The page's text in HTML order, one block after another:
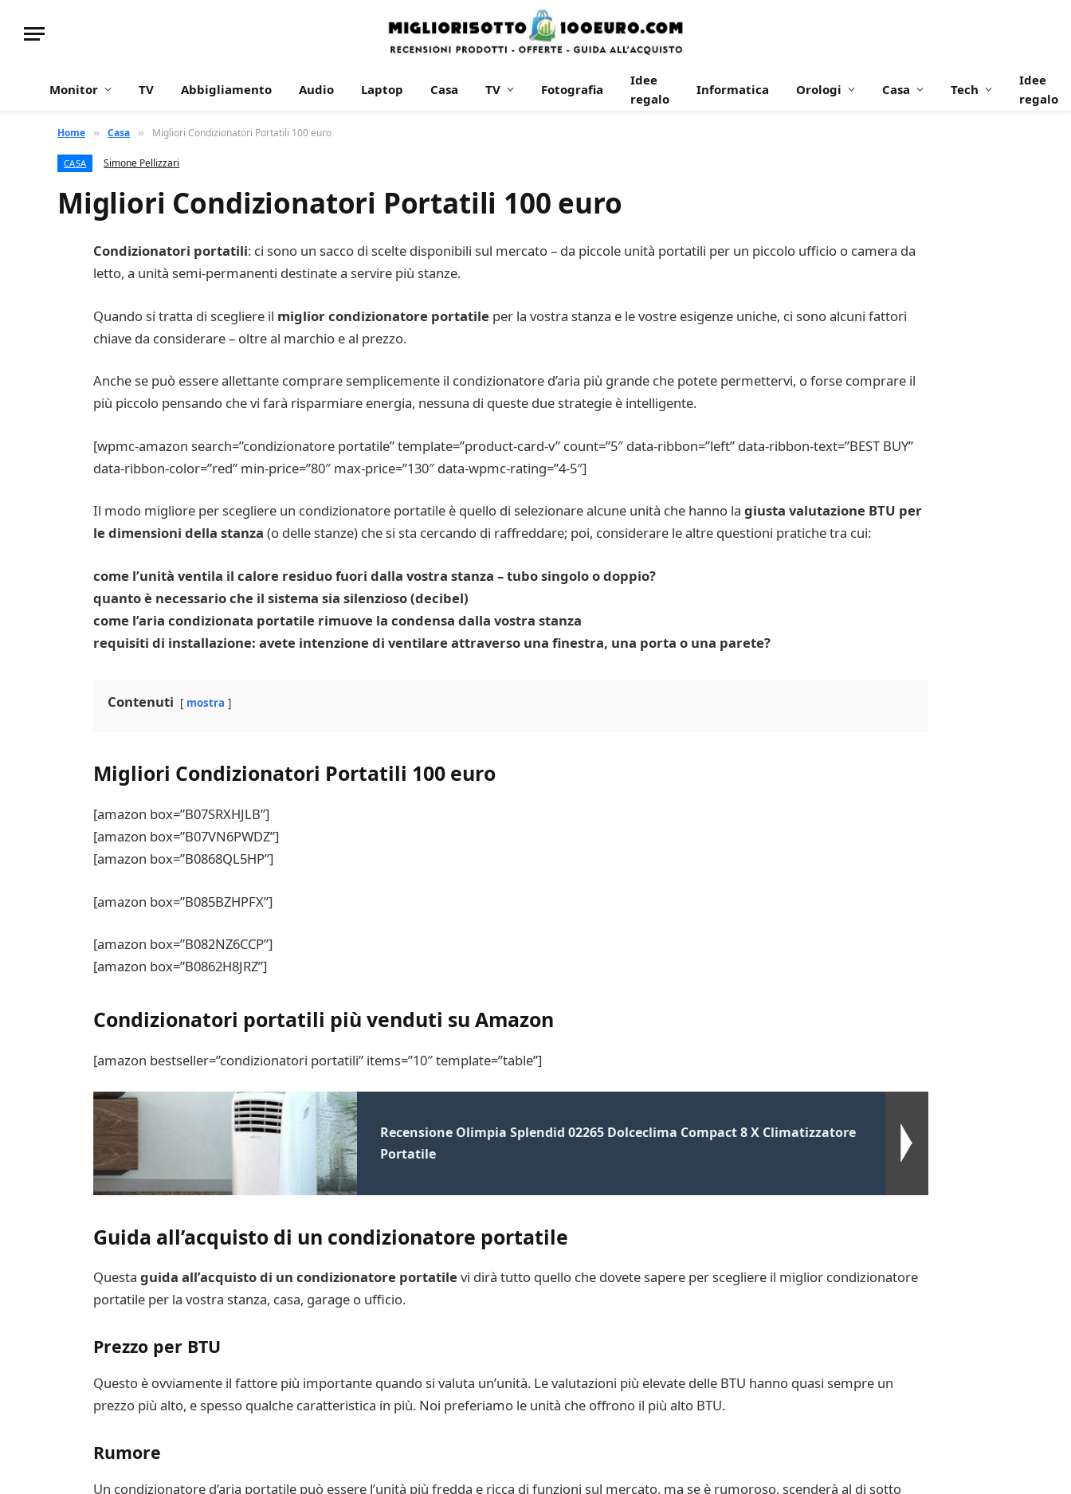
Monitor TV Abbigliamento Audio Laptop Casa TV Fotografia
Idee
regalo
Informatica Orologi Casa Tech
Idee
regalo
Home » Casa » Migliori Condizionatori Portatili 100 euro
CASA Simone Pellizzari
Migliori Condizionatori Portatili 100 euro
Condizionatori portatili: ci sono un sacco di scelte disponibili sul mercato – da piccole unità portatili per un piccolo ufficio o camera da
letto, a unità semi-permanenti destinate a servire più stanze.
Quando si tratta di scegliere il miglior condizionatore portatile per la vostra stanza e le vostre esigenze uniche, ci sono alcuni fattori
chiave da considerare – oltre al marchio e al prezzo.
Anche se può essere allettante comprare semplicemente il condizionatore d’aria più grande che potete permettervi, o forse comprare il
più piccolo pensando che vi farà risparmiare energia, nessuna di queste due strategie è intelligente.
[wpmc-amazon search=”condizionatore portatile” template=”product-card-v” count=”5″ data-ribbon=”left” data-ribbon-text=”BEST BUY”
data-ribbon-color=”red” min-price=”80″ max-price=”130″ data-wpmc-rating=”4-5″]
Il modo migliore per scegliere un condizionatore portatile è quello di selezionare alcune unità che hanno la giusta valutazione BTU per
le dimensioni della stanza (o delle stanze) che si sta cercando di raffreddare; poi, considerare le altre questioni pratiche tra cui:
come l’unità ventila il calore residuo fuori dalla vostra stanza – tubo singolo o doppio?
quanto è necessario che il sistema sia silenzioso (decibel)
come l’aria condizionata portatile rimuove la condensa dalla vostra stanza
requisiti di installazione: avete intenzione di ventilare attraverso una finestra, una porta o una parete?
Contenuti mostra
Migliori Condizionatori Portatili 100 euro
[amazon box=”B07SRXHJLB”]
[amazon box=”B07VN6PWDZ”]
[amazon box=”B0868QL5HP”]
[amazon box=”B085BZHPFX”]
[amazon box=”B082NZ6CCP”]
[amazon box=”B0862H8JRZ”]
Condizionatori portatili più venduti su Amazon
[amazon bestseller=”condizionatori portatili” items=”10″ template=”table”]
Recensione Olimpia Splendid 02265 Dolceclima Compact 8 X Climatizzatore
Portatile
Guida all’acquisto di un condizionatore portatile
Questa guida all’acquisto di un condizionatore portatile vi dirà tutto quello che dovete sapere per scegliere il miglior condizionatore
portatile per la vostra stanza, casa, garage o ufficio.
Prezzo per BTU
Questo è ovviamente il fattore più importante quando si valuta un’unità. Le valutazioni più elevate delle BTU hanno quasi sempre un
prezzo più alto, e spesso qualche caratteristica in più. Noi preferiamo le unità che offrono il più alto BTU.
Rumore
Un condizionatore d’aria portatile può essere l’unità più fredda e ricca di funzioni sul mercato, ma se è rumoroso, scenderà al di sotto